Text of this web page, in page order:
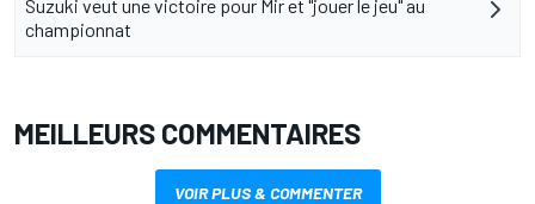
Suzuki veut une victoire pour Mir et "jouer le jeu" au
championnat
MEILLEURS COMMENTAIRES
VOIR PLUS & COMMENTER